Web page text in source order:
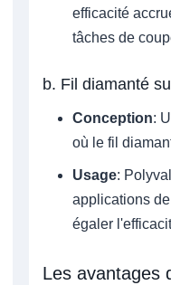
efficacité
tâches de
b. Fil diamanté
Conception:
où le fil
Usage:
applications
égaler
Les avantages